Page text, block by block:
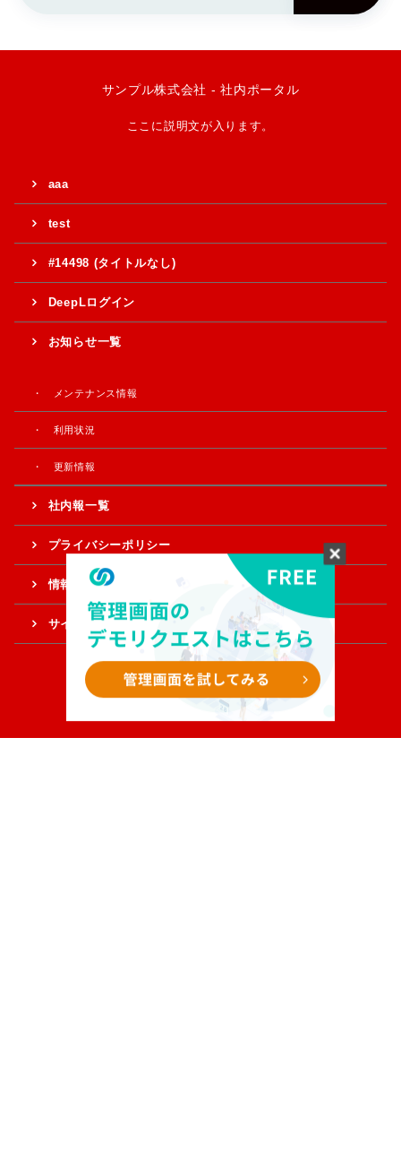
サンプル株式会社 - 社内ポータル
ここに説明文が入ります。
aaa
test
#14498 (タイトルなし)
DeepLログイン
お知らせ一覧
メンテナンス情報
利用状況
更新情報
社内報一覧
プライバシーポリシー
情報提供・ご意見
サイトマップ
Copyright © Sample Corporation. All Rights Reserved.